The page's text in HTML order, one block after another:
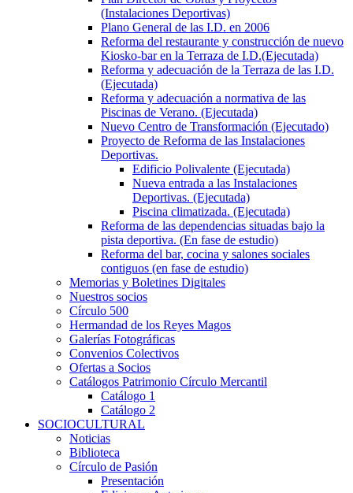
(Instalaciones Deportivas)
Plano General de las I.D. en 2006
Reforma del restaurante y construcción de nuevo
Kiosko-bar en la Terraza de I.D.(Ejecutada)
Reforma y adecuación de la Terraza de las I.D.
(Ejecutada)
Reforma y adecuación a normativa de las
Piscinas de Verano. (Ejecutada)
Nuevo Centro de Transformación (Ejecutado)
Proyecto de Reforma de las Instalaciones
Deportivas.
Edificio Polivalente (Ejecutada)
Nueva entrada a las Instalaciones
Deportivas. (Ejecutada)
Piscina climatizada. (Ejecutada)
Reforma de las dependencias situadas bajo la
pista deportiva. (En fase de estudio)
Reforma del bar, cocina y salones sociales
contiguos (en fase de estudio)
Memorias y Boletines Digitales
Nuestros socios
Círculo 500
Hermandad de los Reyes Magos
Galerías Fotográficas
Convenios Colectivos
Ofertas a Socios
Catálogos Patrimonio Círculo Mercantil
Catálogo 1
Catálogo 2
SOCIOCULTURAL
Noticias
Biblioteca
Círculo de Pasión
Presentación